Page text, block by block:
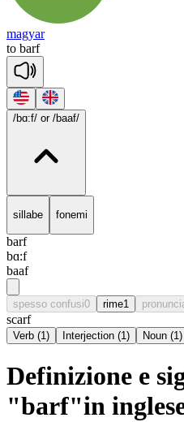
magyar
to barf
/bɑ:f/ or /baaf/
sillabe fonemi
barf
bɑ:f
baaf
spesso confusi0 rime1
scarf
Verb (1) Interjection (1) Noun (1)
Definizione e
"barf"in